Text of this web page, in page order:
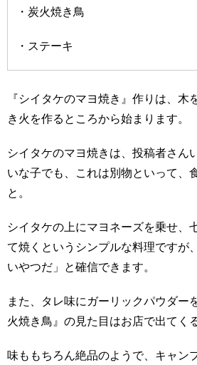
・炭火焼き鳥
・ステーキ
『シイタケのマヨ焼き』作りは、木
き火を作るところから始まります。
シイタケのマヨ焼きは、投稿者さん
いな子でも、これは別物といって、
と。
シイタケの上にマヨネーズを乗せ、
て焼くというシンプルな料理ですが
いやつだ」と確信できます。
また、タレ味にガーリックパウダー
火焼き鳥』の見た目はお店で出てく
味ももちろん絶品のようで、キャン